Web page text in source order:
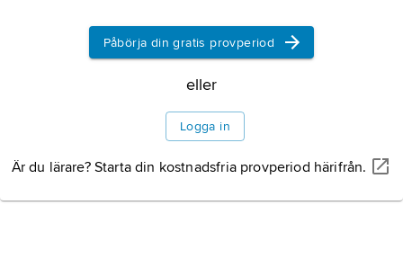
Påbörja din gratis provperiod
eller
Logga in
Är du lärare? Starta din kostnadsfria provperiod härifrån.